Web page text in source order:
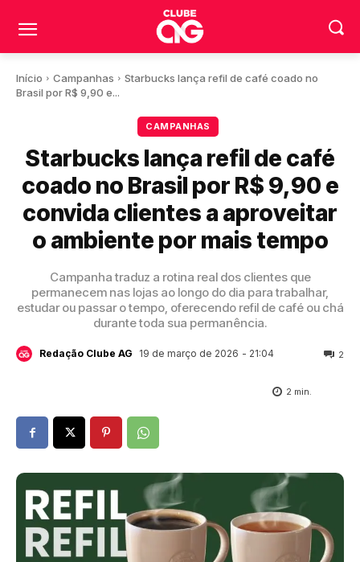
Início Campanhas
Starbucks lança refil de café coado no
Brasil por R$ 9,90 e...
CAMPANHAS
Starbucks lança refil de café
coado no Brasil por R$ 9,90 e
convida clientes a aproveitar
o ambiente por mais tempo
Campanha traduz a rotina real dos clientes que
permanecem nas lojas ao longo do dia para trabalhar,
estudar ou passar o tempo, oferecendo refil de café ou chá
durante toda sua permanência.
Redação Clube AG 19 de março de 2026 - 21:04 2
2 min.